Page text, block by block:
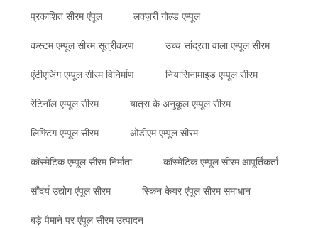
प्रकाशित सीरम एंपूल लक्ज़री गोल्ड एम्पूल
कस्टम एम्पूल सीरम सूत्रीकरण उच्च सांद्रता वाला एम्पूल सीरम
एंटीएजिंग एम्पूल सीरम विनिर्माण नियासिनामाइड एम्पूल सीरम
रेटिनॉल एम्पूल सीरम यात्रा के अनुकूल एम्पूल सीरम
लिफ्टिंग एम्पूल सीरम ओडीएम एम्पूल सीरम
कॉस्मेटिक एम्पूल सीरम निर्माता कॉस्मेटिक एम्पूल सीरम आपूर्तिकर्ता
सौंदर्य उद्योग एंपूल सीरम स्किन केयर एंपूल सीरम समाधान
बड़े पैमाने पर एंपूल सीरम उत्पादन